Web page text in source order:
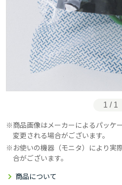
1 / 1
商品画像はメーカーによるパッケ
変更される場合がございます。
お使いの機器（モニタ）により実
合がございます。
商品について